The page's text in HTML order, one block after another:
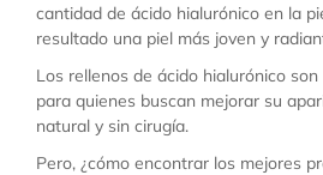
cantidad de ácido hialurónico en la
resultado una piel más joven y
Los rellenos de ácido hialurónico
para quienes buscan mejorar su
natural y sin cirugía.
Pero, ¿cómo encontrar los mejores